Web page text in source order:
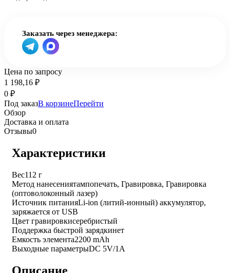
Заказать через менеджера:
Цена по запросу
1 198,16 ₽
0 ₽
Под заказВ корзинеПерейти
Обзор
Доставка и оплата
Отзывы0
Характеристики
Вес112 г
Метод нанесениятампопечать, Гравировка, Гравировка
(оптоволоконный лазер)
Источник питанияLi-ion (литий-ионный) аккумулятор,
заряжается от USB
Цвет гравировкисеребристый
Поддержка быстрой зарядкинет
Емкость элемента2200 mAh
Выходные параметрыDC 5V/1A
Описание